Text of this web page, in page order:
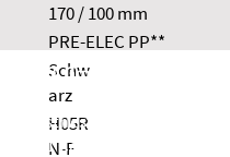
170 / 100 mm
PRE-ELEC PP**
Schw
arz
H05R
N-F
NOLTA GmbH
Industriestraße 8
35091 Cölbe